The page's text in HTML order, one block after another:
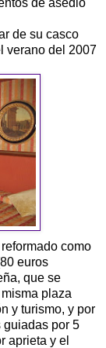
de su casco
verano del 2007
como
euros
que se
plaza
y turismo, y por
guiadas por 5
aprieta y el